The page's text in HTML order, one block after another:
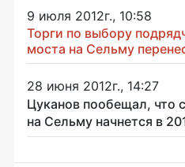
9 июля 2012г., 10:58
Торги по выбору
моста на Сельму
28 июня 2012г., 14:27
Цуканов пообещал, что
на Сельму начнется в